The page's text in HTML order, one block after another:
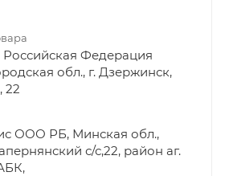
Федерация
обл., г. Дзержинск,
22
ООО РБ, Минская обл.,
с/с,22, район аг.